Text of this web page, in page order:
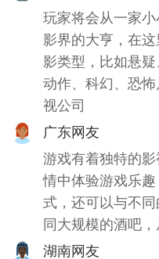
玩家将会从一家
影界的大亨，在
影类型，比如悬疑
动作、科幻、恐
视公司
广东网友
游戏有着独特的
情中体验游戏乐
式，还可以与不
同大规模的酒吧
湖南网友